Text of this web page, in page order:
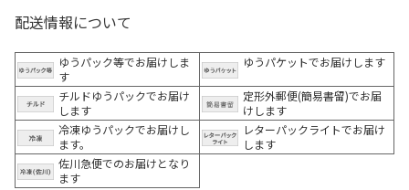
配送情報について
ゆうパック等でお届けしま
す
ゆうパケットでお届けします
チルドゆうパックでお届け
します
定形外郵便(簡易書留)でお届
けします
冷凍ゆうパックでお届けし
ます。
レターパックライトでお届け
します
佐川急便でのお届けとなり
ます